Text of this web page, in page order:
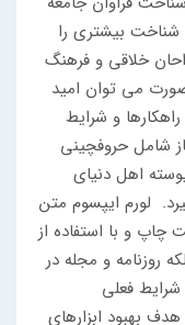
شناخت بیشتری را
خلاقی و فرهنگ
می توان امید
و شرایط
شامل حروفچینی
اهل دنیای
لورم ایپسوم متن
چاپ و با استفاده از
روزنامه و مجله در
فعلی
هدف بهبود ابزارهای